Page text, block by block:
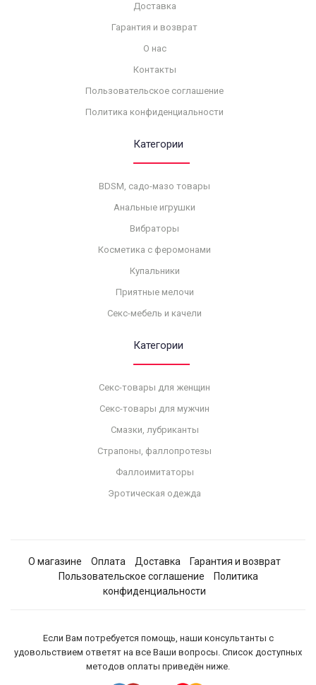
Доставка
Гарантия и возврат
О нас
Контакты
Пользовательское соглашение
Политика конфиденциальности
Категории
BDSM, садо-мазо товары
Анальные игрушки
Вибраторы
Косметика с феромонами
Купальники
Приятные мелочи
Секс-мебель и качели
Категории
Секс-товары для женщин
Секс-товары для мужчин
Смазки, лубриканты
Страпоны, фаллопротезы
Фаллоимитаторы
Эротическая одежда
О магазине Оплата Доставка
Гарантия и возврат
Пользовательское соглашение
Политика
конфиденциальности
Если Вам потребуется помощь, наши консультанты с
удовольствием ответят на все Ваши вопросы. Список доступных
методов оплаты приведён ниже.